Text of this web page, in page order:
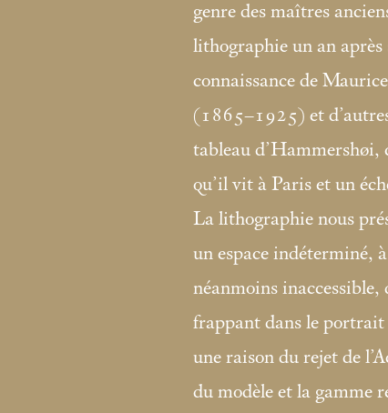
genre des maîtres
lithographie un an
connaissance de
(1865–1925) et
tableau d’Hammershøi,
qu’il vit à Paris et un
La lithographie nous
un espace indéterminé,
néanmoins
frappant dans le
une raison du rejet de
du modèle et la gamme